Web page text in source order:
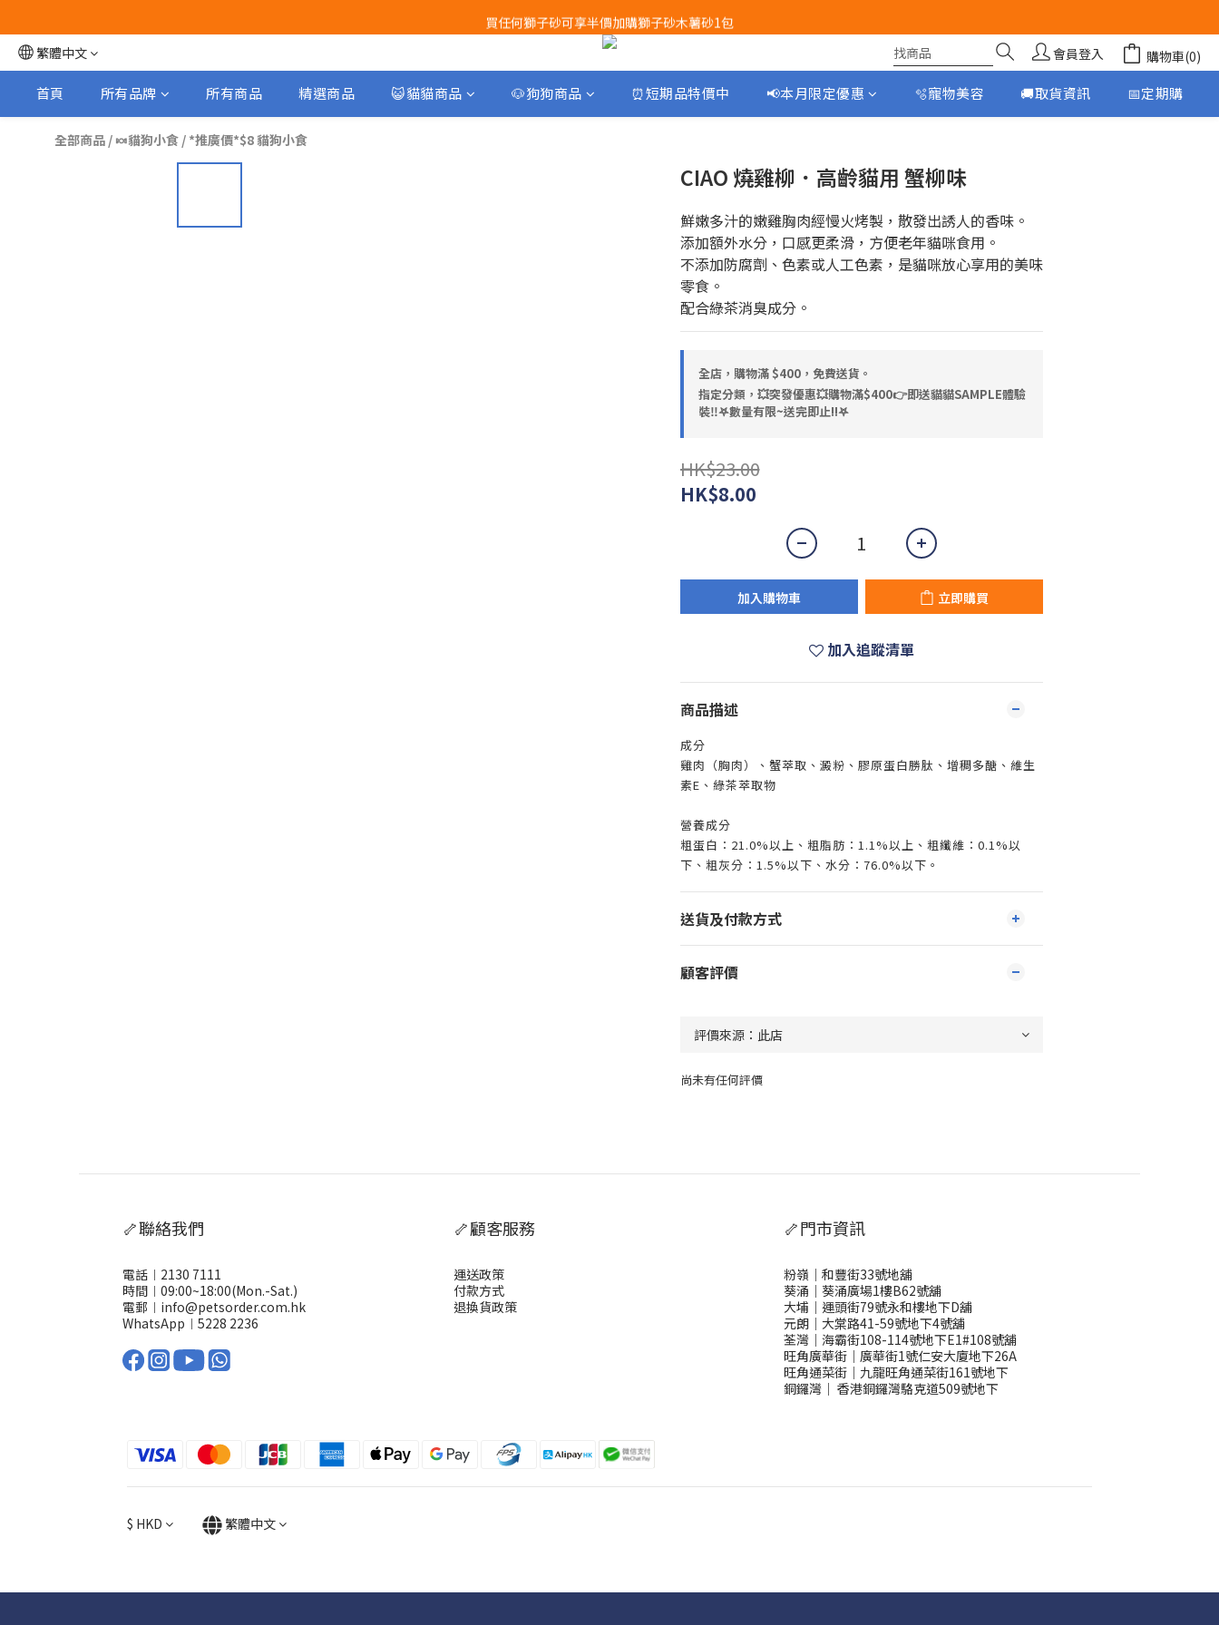
Airbuggy 全線現貨8折！立即點擊火速搶購
買任何獅子砂可享半價加購獅子砂木薯砂1包
Airbuggy 全線現貨8折！立即點擊火速搶購
繁體中文 會員登入 購物車(0)
首頁 所有品牌 所有商品 精選商品 😺貓貓商品 🐶狗狗商品 ⏰短期品特價中 📢本月限定優惠 🫧寵物美容 🚚取貨資訊 📅定期購
全部商品 / 🍬貓狗小食 / *推廣價*$8 貓狗小食
CIAO 燒雞柳．高齡貓用 蟹柳味
鮮嫩多汁的嫩雞胸肉經慢火烤製，散發出誘人的香味。
添加額外水分，口感更柔滑，方便老年貓咪食用。
不添加防腐劑、色素或人工色素，是貓咪放心享用的美味
零食。
配合綠茶消臭成分。
全店，購物滿 $400，免費送貨。
指定分類，💥突發優惠💥購物滿$400👉即送貓貓SAMPLE體驗
裝‼️𖤐數量有限~送完即止!!𖤐
HK$23.00
HK$8.00
加入購物車 立即購買
加入追蹤清單
商品描述
成分
雞肉（胸肉）、蟹萃取、澱粉、膠原蛋白勝肽、增稠多醣、維生
素E、綠茶萃取物
營養成分
粗蛋白：21.0%以上、粗脂肪：1.1%以上、粗纖維：0.1%以
下、粗灰分：1.5%以下、水分：76.0%以下。
送貨及付款方式
顧客評價
尚未有任何評價
🦴聯絡我們
電話︱2130 7111
時間︱09:00~18:00(Mon.-Sat.)
電郵︱info@petsorder.com.hk
WhatsApp︱ 5228 2236
🦴顧客服務
運送政策
付款方式
退換貨政策
🦴門市資訊
粉嶺｜和豐街33號地舖
葵涌｜葵涌廣場1樓B62號舖
大埔｜運頭街79號永和樓地下D舖
元朗｜大棠路41-59號地下4號舖
荃灣｜海霸街108-114號地下E1#108號舖
旺角廣華街｜廣華街1號仁安大廈地下26A
旺角通菜街｜九龍旺角通菜街161號地下
銅鑼灣 ｜ 香港銅鑼灣駱克道509號地下
$ HKD 繁體中文